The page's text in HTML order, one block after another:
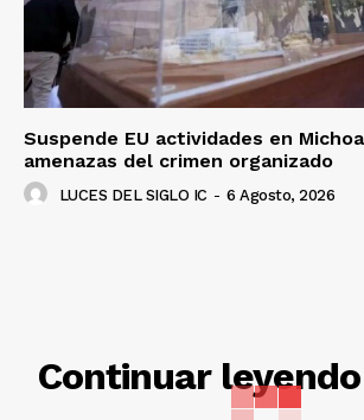
Suspende EU actividades en
amenazas del crimen organizado
LUCES DEL SIGLO IC - 6 Agosto, 2026
Continuar leyendo